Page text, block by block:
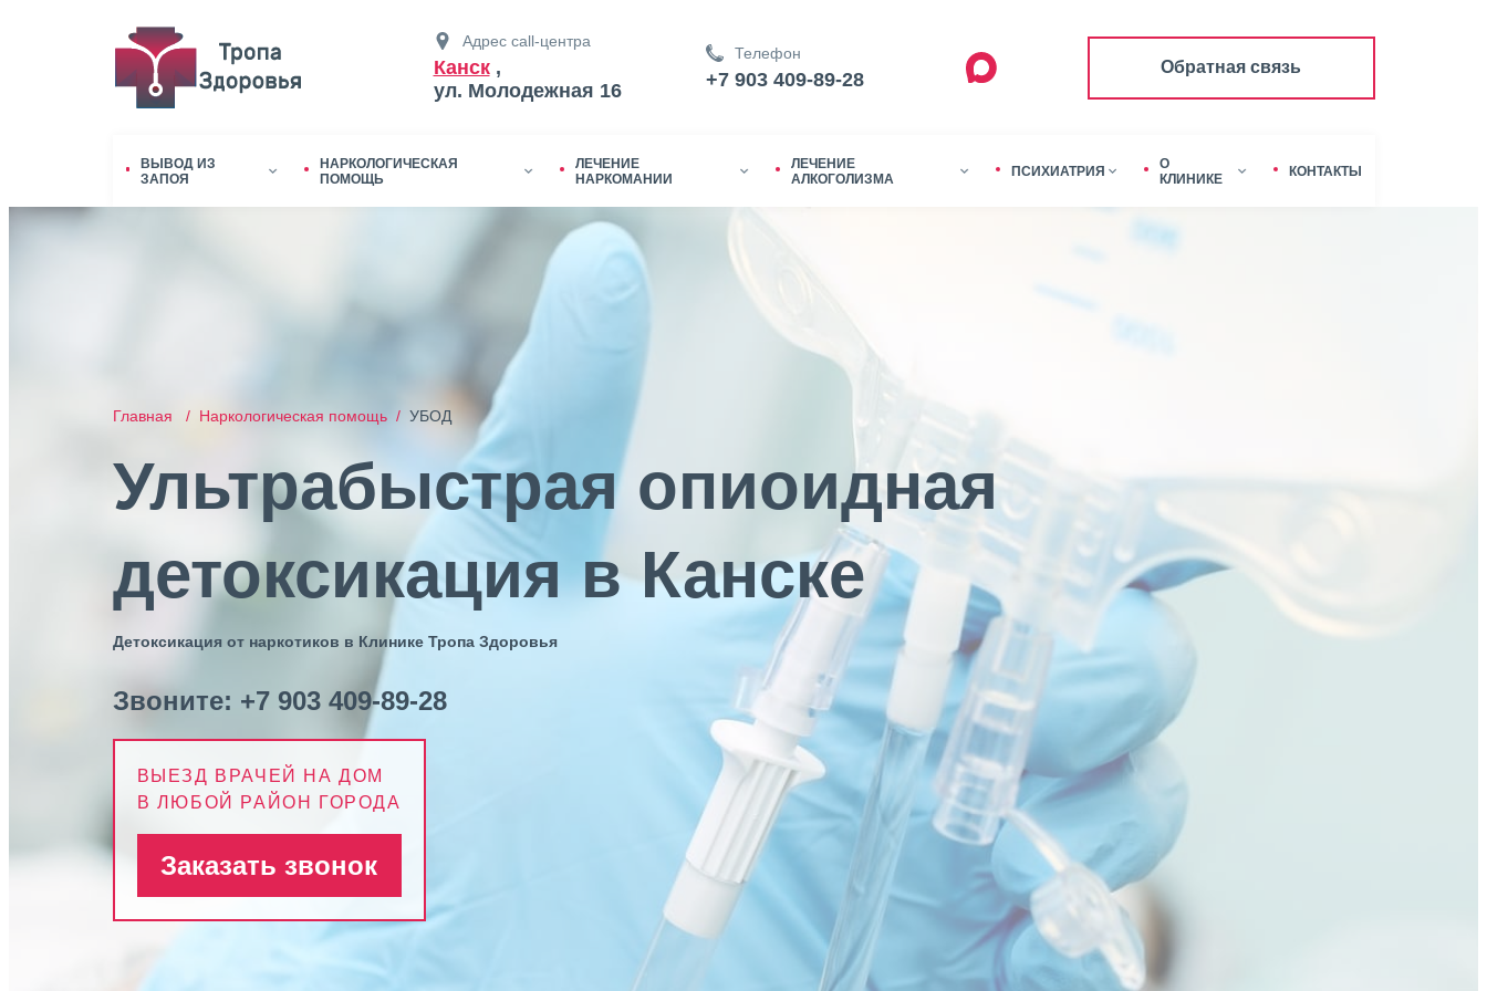
Адрес call-центра
Канск,
ул. Молодежная 16
Телефон
+7 903 409-89-28
Обратная связь
ВЫВОД ИЗ
ЗАПОЯ
НАРКОЛОГИЧЕСКАЯ
ПОМОЩЬ
ЛЕЧЕНИЕ
НАРКОМАНИИ
ЛЕЧЕНИЕ
АЛКОГОЛИЗМА
ПСИХИАТРИЯ
О
КЛИНИКЕ
КОНТАКТЫ
Главная / Наркологическая помощь / УБОД
Ультрабыстрая опиоидная
детоксикация в Канске
Детоксикация от наркотиков в Клинике Тропа Здоровья
Звоните: +7 903 409-89-28
ВЫЕЗД ВРАЧЕЙ НА ДОМ
В ЛЮБОЙ РАЙОН ГОРОДА
Заказать звонок